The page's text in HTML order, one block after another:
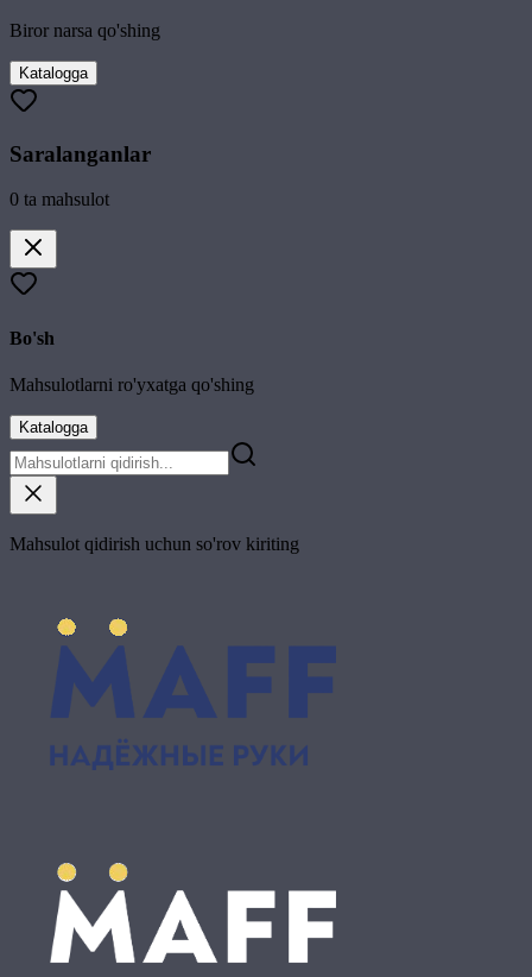
Biror narsa qo'shing
Katalogga
Saralanganlar
0 ta mahsulot
Bo'sh
Mahsulotlarni ro'yxatga qo'shing
Katalogga
Mahsulot qidirish uchun so'rov kiriting